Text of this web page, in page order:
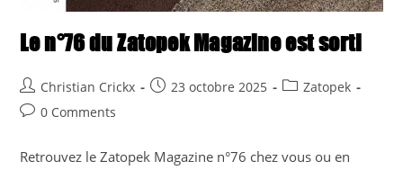
Le n°76 du Zatopek Magazine est sorti
Post
author:
Christian Crickx
Post23 octobre 2025
PostZatopek
Post0 Comments
Retrouvez le Zatopek Magazine n°76 chez vous ou en